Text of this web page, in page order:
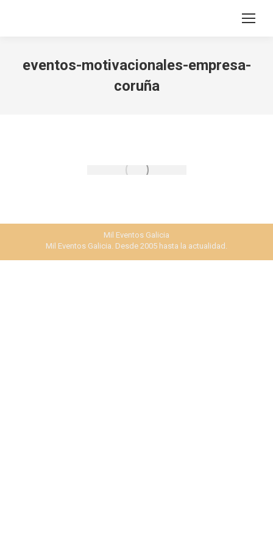
Search:
eventos-motivacionales-empresa-
coruña
Mil Eventos Galicia
Mil Eventos Galicia. Desde 2005 hasta la actualidad.